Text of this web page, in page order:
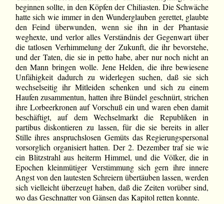
beginnen sollte, in den Köpfen der Chiliasten. Die Schwäche
hatte sich wie immer in den Wunderglauben gerettet, glaubte
den Feind überwunden, wenn sie ihn in der Phantasie
weghexte, und verlor alles Verständnis der Gegenwart über
die tatlosen Verhimmelung der Zukunft, die ihr bevorstehe,
und der Taten, die sie in petto habe, aber nur noch nicht an
den Mann bringen wolle. Jene Helden, die ihre bewiesene
Unfähigkeit dadurch zu widerlegen suchen, daß sie sich
wechselseitig ihr Mitleiden schenken und sich zu einem
Haufen zusammentun, hatten ihre Bündel geschnürt, strichen
ihre Lorbeerkronen auf Vorschuß ein und waren eben damit
beschäftigt, auf dem Wechselmarkt die Republiken in
partibus diskontieren zu lassen, für die sie bereits in aller
Stille ihres anspruchslosen Gemüts das Regierungspersonal
vorsorglich organisiert hatten. Der 2. Dezember traf sie wie
ein Blitzstrahl aus heiterm Himmel, und die Völker, die in
Epochen kleinmütiger Verstimmung sich gern ihre innere
Angst von den lautesten Schreiern übertäuben lassen, werden
sich vielleicht überzeugt haben, daß die Zeiten vorüber sind,
wo das Geschnatter von Gänsen das Kapitol retten konnte.